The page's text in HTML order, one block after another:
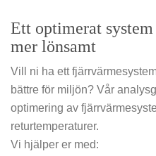
Ett optimerat
mer lönsamt
Vill ni ha ett
bättre för miljön? Vår
optimering av
returtemperaturer.
Vi hjälper er med: